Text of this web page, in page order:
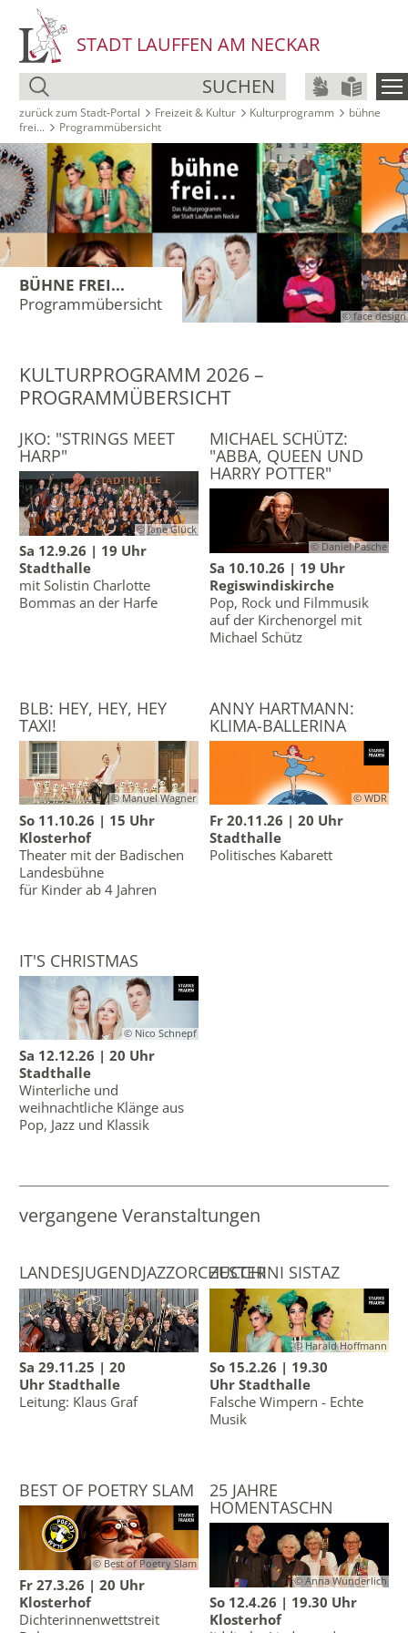
STADT LAUFFEN AM NECKAR
SUCHEN
zurück zum Stadt‑Portal Freizeit & Kultur Kultur­programm
bühne
frei...
Programmübersicht
BÜHNE FREI...
Programmübersicht
© face design
KULTURPROGRAMM 2026 –
PROGRAMMÜBERSICHT
JKO: "STRINGS MEET
HARP"
© Jane Glück
Sa 12.9.26 | 19 Uhr
Stadthalle
mit Solistin Charlotte
Bommas an der Harfe
MICHAEL SCHÜTZ:
"ABBA, QUEEN UND
HARRY POTTER"
© Daniel Pasche
Sa 10.10.26 | 19 Uhr
Regiswindiskirche
Pop, Rock und Filmmusik
auf der Kirchenorgel mit
Michael Schütz
BLB: HEY, HEY, HEY
TAXI!
© Manuel Wagner
So 11.10.26 | 15 Uhr
Klosterhof
Theater mit der Badischen
Landesbühne
für Kinder ab 4 Jahren
ANNY HARTMANN:
KLIMA-BALLERINA
© WDR
Fr 20.11.26 | 20 Uhr
Stadthalle
Politisches Kabarett
IT'S CHRISTMAS
© Nico Schnepf
Sa 12.12.26 | 20 Uhr
Stadthalle
Winterliche und
weihnachtliche Klänge aus
Pop, Jazz und Klassik
vergangene Veranstaltungen
LANDESJUGENDJAZZORCHESTER
Sa 29.11.25 | 20
Uhr Stadthalle
Leitung: Klaus Graf
ZUCCHINI SISTAZ
© Harald Hoffmann
So 15.2.26 | 19.30
Uhr Stadthalle
Falsche Wimpern - Echte
Musik
BEST OF POETRY SLAM
© Best of Poetry Slam
Fr 27.3.26 | 20 Uhr
Klosterhof
Dichterinnenwettstreit
25 JAHRE
HOMENTASCHN
© Anna Wunderlich
So 12.4.26 | 19.30 Uhr
Klosterhof